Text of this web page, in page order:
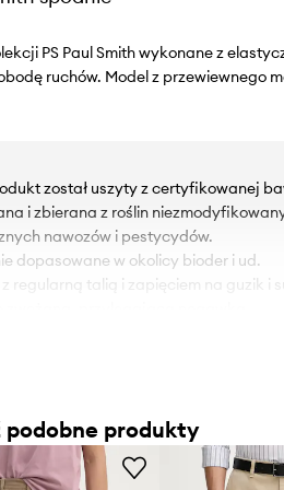
PS Paul Smith wykonane z
ruchów. Model z przewiewnego
został uszyty z certyfikowanej
i zbierana z roślin
nawozów i pestycydów.
dopasowane w okolicy bioder i ud.
z regularną talią i zapięciem na guzik i
w biodrach: 54 cm.
stanu: 26 cm.
nogawki na dole: 18 cm.
podobne produkty